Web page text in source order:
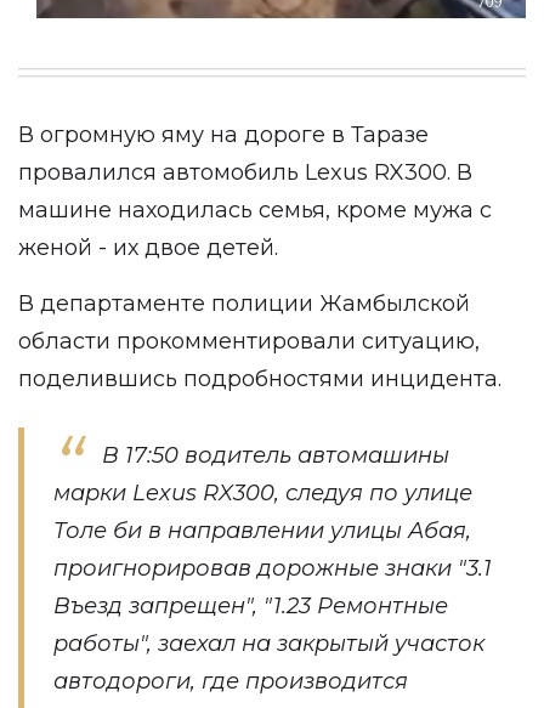
В огромную яму на дороге в Таразе
провалился автомобиль Lexus RX300. В
машине находилась семья, кроме мужа с
женой - их двое детей.
В департаменте полиции Жамбылской
области прокомментировали ситуацию,
поделившись подробностями инцидента.
В 17:50 водитель автомашины
марки Lexus RX300, следуя по улице
Толе би в направлении улицы Абая,
проигнорировав дорожные знаки "3.1
Въезд запрещен", "1.23 Ремонтные
работы", заехал на закрытый участок
автодороги, где производится